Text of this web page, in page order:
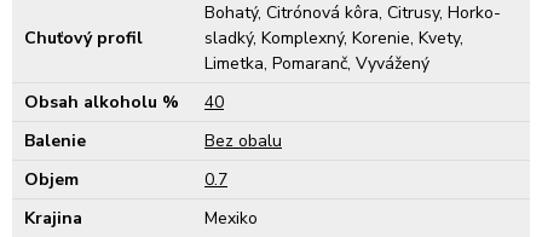
Chuťový profil
Bohatý, Citrónová kôra, Citrusy, Horko-
sladký, Komplexný, Korenie, Kvety,
Limetka, Pomaranč, Vyvážený
Obsah alkoholu %
40
Balenie
Bez obalu
Objem
0.7
Krajina
Mexiko